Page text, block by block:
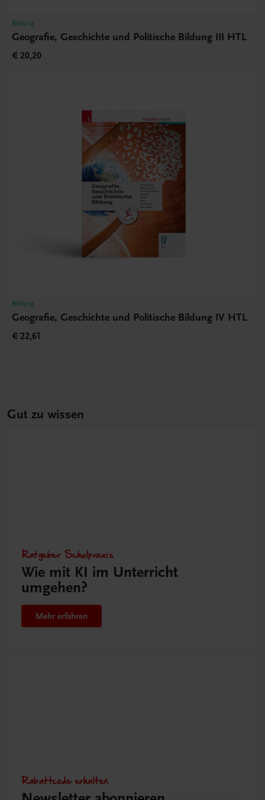
Bildung
Geografie, Geschichte und Politische Bildung III HTL
€ 20,20
Bildung
Geografie, Geschichte und Politische Bildung IV HTL
€ 22,61
Gut zu wissen
Ratgeber Schulpraxis
Wie mit KI im Unterricht
umgehen?
Mehr erfahren
Rabattcode erhalten